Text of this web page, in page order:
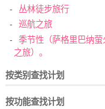
丛林徒步旅行
巡航之旅
季节性（萨格里巴纳萤
之旅）。
按类别查找计划
按功能查找计划